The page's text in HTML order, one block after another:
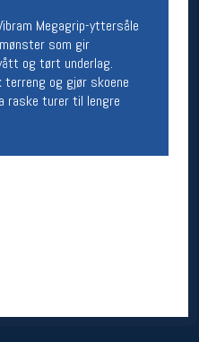
Megagrip-yttersåle
som gir
og tørt underlag.
og gjør skoene
raske turer til lengre
inn i
nederste blå